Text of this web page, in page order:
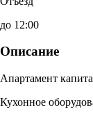
до 12:00
Описание
Апартамент
Кухонное